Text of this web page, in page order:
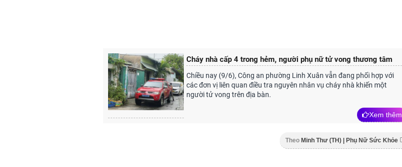
Cháy nhà cấp 4 trong hẻm, người phụ nữ tử vong thương tâm
Chiều nay (9/6), Công an phường Linh Xuân vẫn đang phối hợp với
các đơn vị liên quan điều tra nguyên nhân vụ cháy nhà khiến một
người tử vong trên địa bàn.
Xem thêm
Theo Minh Thư (TH) | Phụ Nữ Sức Khỏe